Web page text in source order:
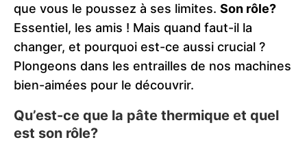
que vous le poussez à ses limites. Son rôle?
Essentiel, les amis ! Mais quand faut-il la
changer, et pourquoi est-ce aussi crucial ?
Plongeons dans les entrailles de nos machines
bien-aimées pour le découvrir.
Qu’est-ce que la pâte thermique et quel
est son rôle?